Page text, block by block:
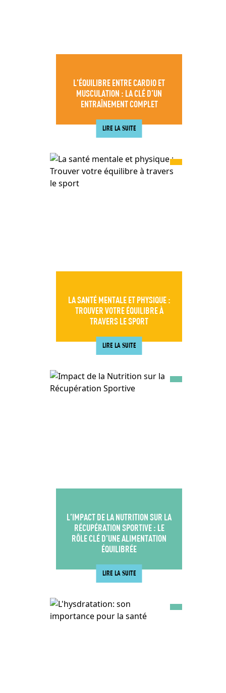
L’ÉQUILIBRE ENTRE CARDIO ET
MUSCULATION : LA CLÉ D’UN
ENTRAÎNEMENT COMPLET
LIRE LA SUITE
LA SANTÉ MENTALE ET PHYSIQUE :
TROUVER VOTRE ÉQUILIBRE À
TRAVERS LE SPORT
LIRE LA SUITE
L’IMPACT DE LA NUTRITION SUR LA
RÉCUPÉRATION SPORTIVE : LE
RÔLE CLÉ D’UNE ALIMENTATION
ÉQUILIBRÉE
LIRE LA SUITE